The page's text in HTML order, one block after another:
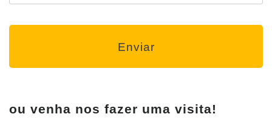
ou venha nos fazer uma visita!